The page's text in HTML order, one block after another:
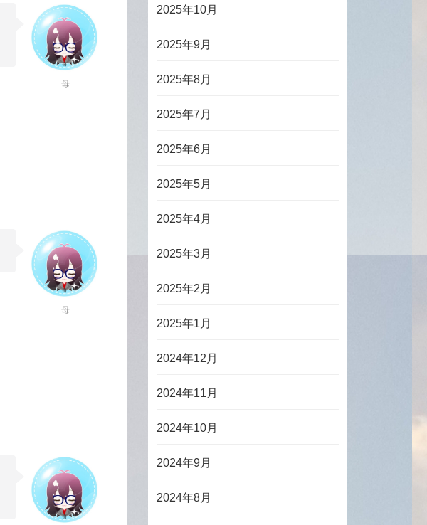
母
母
2025年10月
2025年9月
2025年8月
2025年7月
2025年6月
2025年5月
2025年4月
2025年3月
2025年2月
2025年1月
2024年12月
2024年11月
2024年10月
2024年9月
2024年8月